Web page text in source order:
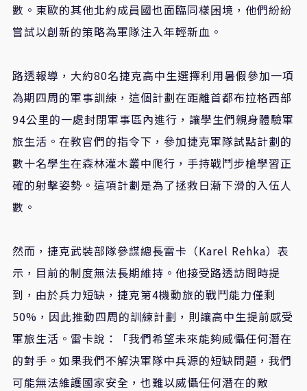
數。東歐的其他北約成員國也面臨同樣困境，他們紛紛
嘗試以創新的策略為軍隊注入年輕新血。
路透報導，大約80名捷克高中生選擇利用暑假參加一項
為期四周的軍事訓練，這個計劃在距離首都布拉格西部
94公里的一處封閉軍事區內進行，讓學生們親身體驗軍
旅生活。在教官們的指令下，參加捷克軍隊試點計劃的
數十名學生在森林灌木叢中爬行，手持戰鬥步槍學習正
確的射擊姿勢。這項計劃是為了拯救日漸下滑的入伍人
數。
然而，捷克武裝部隊參謀總長雷卡（Karel Rehka）表
示，目前的制度無法長期維持。他接受路透訪問時提
到，由於兵力短缺，捷克第4機動旅的戰鬥能力僅剩
50%，因此推動四周的訓練計劃，則讓高中生提前感受
軍旅生活。雷卡說：「我們希望未來能夠威懾任何潛在
的對手。如果我們不解決軍隊中兵源的短缺問題，我們
可能無法維護國家安全，也難以威懾任何潛在的敵